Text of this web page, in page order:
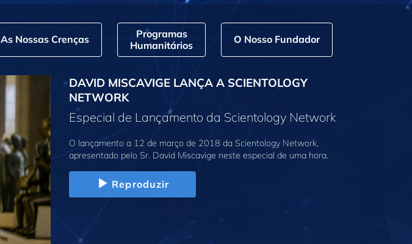
As Nossas Crenças
Programas
Humanitários
O Nosso Fundador
DAVID MISCAVIGE LANÇA A SCIENTOLOGY
NETWORK
Especial de Lançamento da Scientology Network
O lançamento a 12 de março de 2018 da Scientology Network,
apresentado pelo Sr. David Miscavige neste especial de uma hora.
Reproduzir